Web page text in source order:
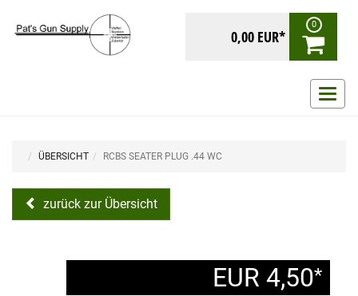
0,00 EUR*
0
ein-/
ÜBERSICHT RCBS SEATER PLUG .44 WC
zurück zur Übersicht
EUR 4,50*